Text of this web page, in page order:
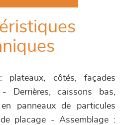
plateaux, côtés, façades
Derrières, caissons bas,
panneaux de particules
placage - Assemblage :